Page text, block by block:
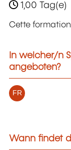
1,00 Tag(e)
Cette formation
In welcher/n
angeboten?
FR
Wann findet